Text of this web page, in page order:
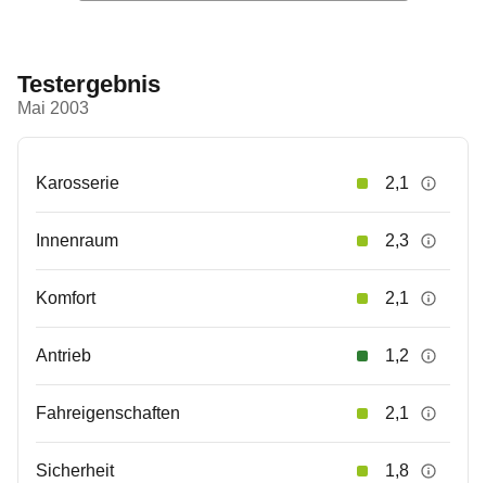
Testergebnis
Mai 2003
Karosserie 2,1
Innenraum 2,3
Komfort 2,1
Antrieb 1,2
Fahreigenschaften 2,1
Sicherheit 1,8